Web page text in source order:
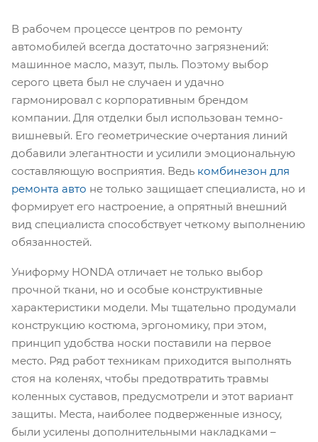
В рабочем процессе центров по ремонту
автомобилей всегда достаточно загрязнений:
машинное масло, мазут, пыль. Поэтому выбор
серого цвета был не случаен и удачно
гармонировал с корпоративным брендом
компании. Для отделки был использован темно-
вишневый. Его геометрические очертания линий
добавили элегантности и усилили эмоциональную
составляющую восприятия. Ведь комбинезон для
ремонта авто не только защищает специалиста, но и
формирует его настроение, а опрятный внешний
вид специалиста способствует четкому выполнению
обязанностей.
Униформу HONDA отличает не только выбор
прочной ткани, но и особые конструктивные
характеристики модели. Мы тщательно продумали
конструкцию костюма, эргономику, при этом,
принцип удобства носки поставили на первое
место. Ряд работ техникам приходится выполнять
стоя на коленях, чтобы предотвратить травмы
коленных суставов, предусмотрели и этот вариант
защиты. Места, наиболее подверженные износу,
были усилены дополнительными накладками –